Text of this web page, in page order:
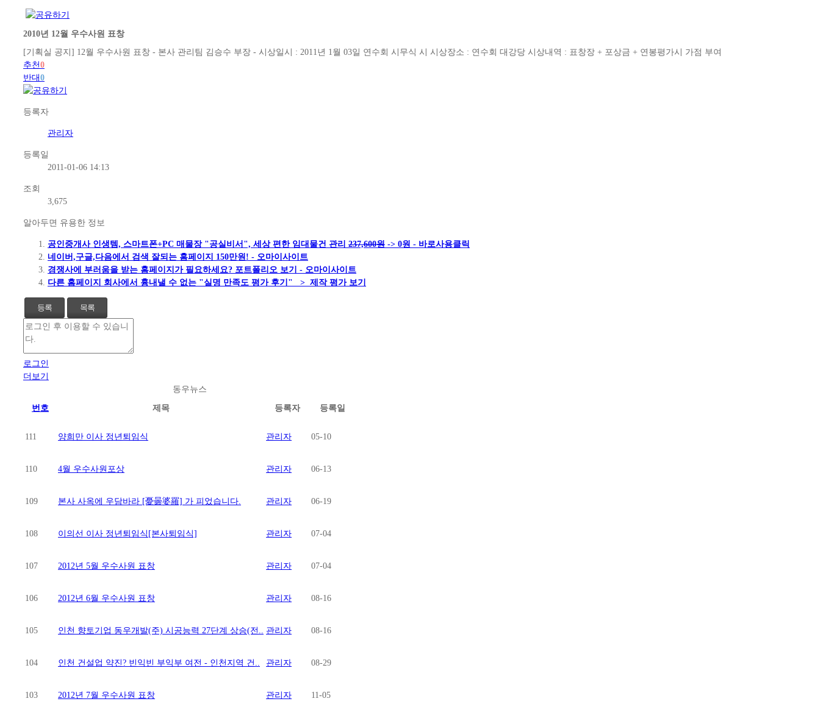
2010년 12월 우수사원 표창
[기획실 공지] 12월 우수사원 표창 - 본사 관리팀 김승수 부장 - 시상일시 : 2011년 1월 03일 연수회 시무식 시 시상장소 : 연수회 대강당 시상내역 : 표창장 + 포상금 + 연봉평가시 가점 부여
추천0
반대 0
등록자
관리자
등록일
2011-01-06 14:13
조회
3,675
알아두면 유용한 정보
공인중개사 인생템, 스마트폰+PC 매물장 "공실비서", 세상 편한 임대물건 관리 237,600원 -> 0원 - 바로사용클릭
네이버,구글,다음에서 검색 잘되는 홈페이지 150만원! - 오마이사이트
경쟁사에 부러움을 받는 홈페이지가 필요하세요? 포트폴리오 보기 - 오마이사이트
다른 홈페이지 회사에서 흉내낼 수 없는 "실명 만족도 평가 후기" > 제작 평가 보기
등록 목록
로그인
더보기
동우뉴스
번호 제목 등록자 등록일
111 양희만 이사 정년퇴임식 관리자 05-10
110 4월 우수사원포상 관리자 06-13
109 본사 사옥에 우담바라 [憂曇婆羅] 가 피었습니다. 관리자 06-19
108 이의선 이사 정년퇴임식[본사퇴임식] 관리자 07-04
107 2012년 5월 우수사원 표창 관리자 07-04
106 2012년 6월 우수사원 표창 관리자 08-16
105 인천 향토기업 동우개발(주) 시공능력 27단계 상승(전.. 관리자 08-16
104 인천 건설업 약진? 빈익빈 부익부 여전 - 인천지역 건.. 관리자 08-29
103 2012년 7월 우수사원 표창 관리자 11-05